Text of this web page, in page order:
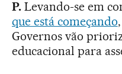
P. Levando-se em
que está começando
Governos vão
educacional para